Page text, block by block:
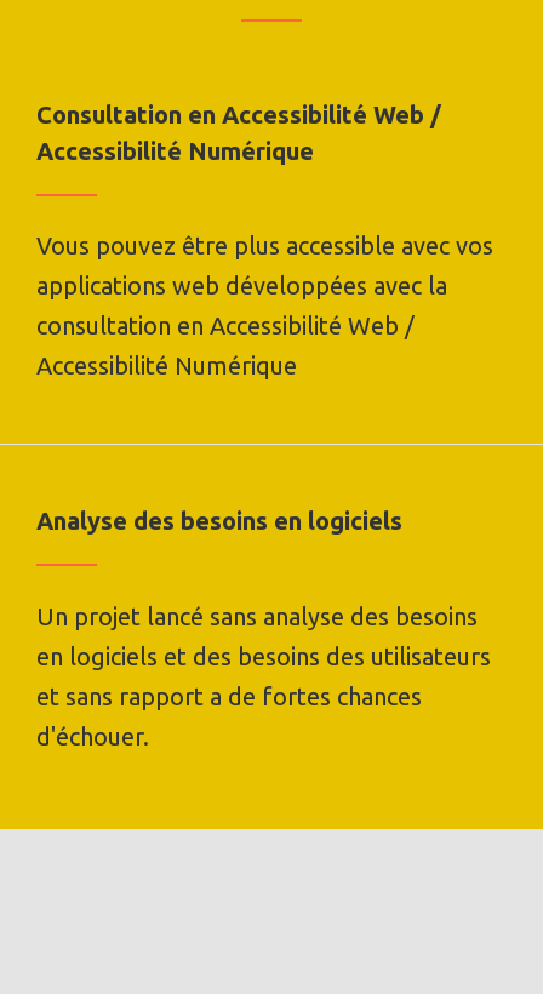
Consultation en Accessibilité Web /
Accessibilité Numérique
Vous pouvez être plus accessible avec vos
applications web développées avec la
consultation en Accessibilité Web /
Accessibilité Numérique
Analyse des besoins en logiciels
Un projet lancé sans analyse des besoins
en logiciels et des besoins des utilisateurs
et sans rapport a de fortes chances
d'échouer.